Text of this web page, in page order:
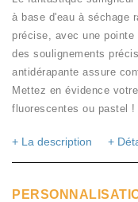
à base d'eau à séchage
précise, avec une
des soulignements
antidérapante assure
Mettez en évidence
fluorescentes ou pastel !
+ La description +